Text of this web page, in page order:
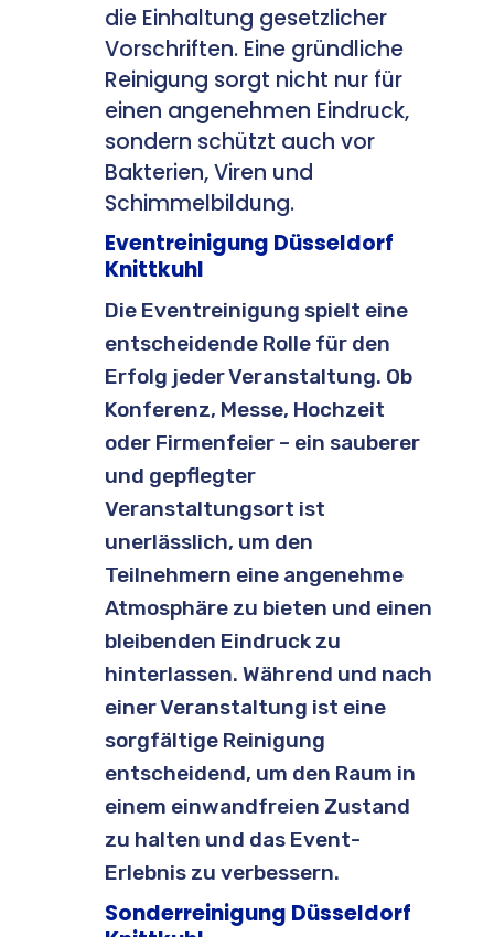
die Einhaltung gesetzlicher
Vorschriften. Eine gründliche
Reinigung sorgt nicht nur für
einen angenehmen Eindruck,
sondern schützt auch vor
Bakterien, Viren und
Schimmelbildung.
Eventreinigung Düsseldorf
Knittkuhl
Die Eventreinigung spielt eine
entscheidende Rolle für den
Erfolg jeder Veranstaltung. Ob
Konferenz, Messe, Hochzeit
oder Firmenfeier – ein sauberer
und gepflegter
Veranstaltungsort ist
unerlässlich, um den
Teilnehmern eine angenehme
Atmosphäre zu bieten und einen
bleibenden Eindruck zu
hinterlassen. Während und nach
einer Veranstaltung ist eine
sorgfältige Reinigung
entscheidend, um den Raum in
einem einwandfreien Zustand
zu halten und das Event-
Erlebnis zu verbessern.
Sonderreinigung Düsseldorf